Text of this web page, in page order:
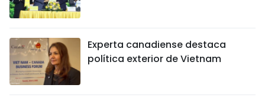
Experta canadiense destaca
política exterior de Vietnam